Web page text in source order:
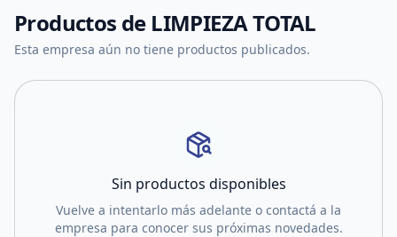
Productos de LIMPIEZA TOTAL
Esta empresa aún no tiene productos publicados.
Sin productos disponibles
Vuelve a intentarlo más adelante o contactá a la
empresa para conocer sus próximas novedades.